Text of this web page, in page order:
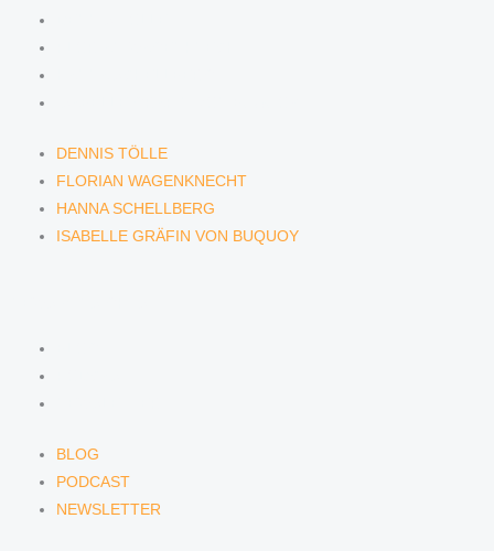
DENNIS TÖLLE
FLORIAN WAGENKNECHT
HANNA SCHELLBERG
ISABELLE GRÄFIN VON BUQUOY
BLOG
PODCAST
NEWSLETTER